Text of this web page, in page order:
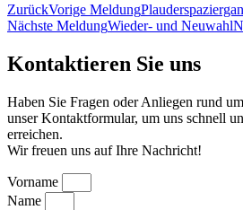
ZurückVorige Meldung
Nächste MeldungWieder- und Neuwahl
Kontaktieren Sie uns
Haben Sie Fragen oder Anliegen rund
unser Kontaktformular, um uns schnell
erreichen.
Wir freuen uns auf Ihre Nachricht!
Vorname
Name